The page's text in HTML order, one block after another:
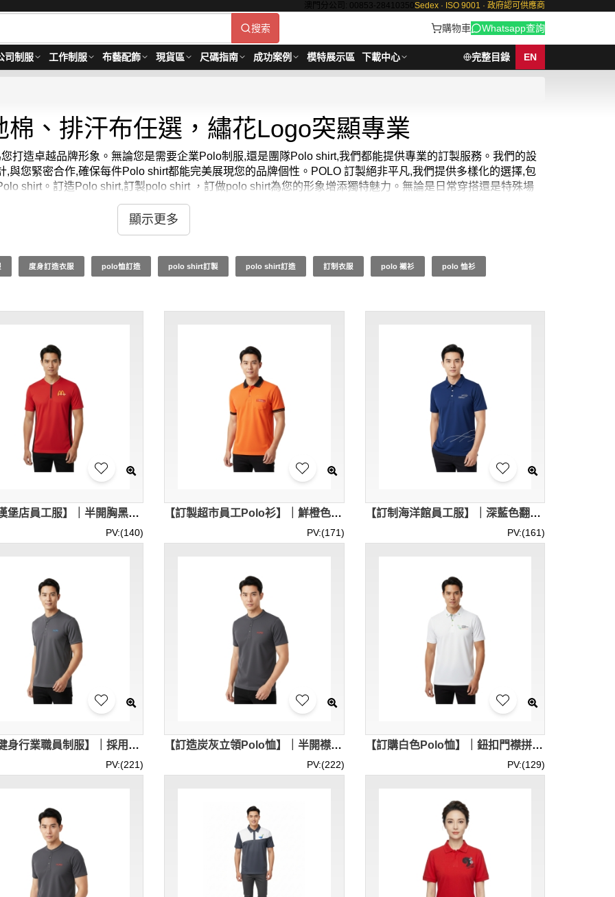
澳門分公司: 00853-28410350 Sedex · ISO 9001 · 政府認可供應商
搜索 購物車 Whatsapp查詢
司制服 工作制服 布藝配飾 現貨區 尺碼指南 成功案例 模特展示區 下載中心 完整目錄 EN
、排汗布任選，繡花Logo突顯專業
打造卓越品牌形象。無論您是需要企業Polo制服,還是團隊Polo shirt,我們都能提供專業的訂製服務。我們的設
與您緊密合作,確保每件Polo shirt都能完美展現您的品牌個性。POLO 訂製絕非平凡,我們提供多樣化的選擇,包
shirt。訂造Polo shirt,訂製polo shirt ，訂做polo shirt為您的形象增添獨特魅力。無論是日常穿搭還是特殊場
製、公司 polo 衫、polo shirt 設計、訂 polo 衫、訂造polo tee、polo衫訂製、polo衫訂做，還是 印 polo tee，
顯示更多
度身訂造衣服 polo恤訂造 polo shirt訂製 polo shirt訂造 訂制衣服 polo 襯衫 polo 恤衫
【訂造漢堡店員工服】｜半開胸黑色拉鏈設計｜簡潔無領運動款式｜ Polo供應商 P1935
PV:(140)
【訂製超市員工Polo衫】｜鮮橙色衫身配黑色翻領｜左胸設有實用口袋｜超市｜Polo衫專門店 P1930
PV:(171)
【訂制海洋館員工服】｜深藍色翻領短袖｜可客製專屬場館Logo｜海洋館｜Polo衫專門店 P1936
PV:(161)
【訂造健身行業職員制服】｜採用灰色快乾運動面料｜兩鈕企領剪裁活動自如｜PURE｜可絲印團隊專屬標誌 P1929
PV:(221)
【訂造炭灰立領Polo恤】｜半開襟套頭款式｜左前胸撞色紅字PURE商標｜常規短袖直身版型Polo供應商 P1928
PV:(222)
【訂購白色Polo恤】｜鈕扣門襟拼色條紋｜鈕扣使用綠色縫線｜可加印專屬圖標｜ Polo恤供應商 | P1934
PV:(129)